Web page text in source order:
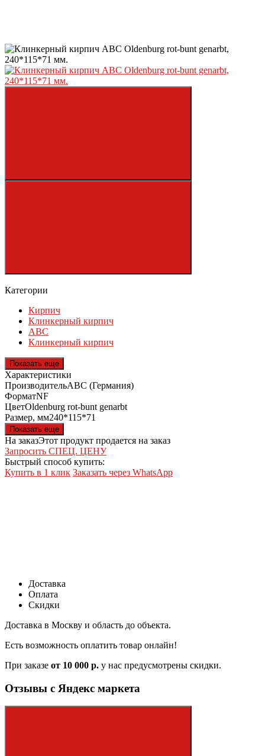
Категории
Кирпич
Клинкерный кирпич
ABC
Клинкерный кирпич
Показать еще
Характеристики
ПроизводительABC (Германия)
ФорматNF
ЦветOldenburg rot-bunt genarbt
Размер, мм240*115*71
Показать еще
На заказЭтот продукт продается на заказ
Запросить СПЕЦ. ЦЕНУ
Быстрый способ купить:
Купить в 1 клик Заказать через WhatsApp
Доставка
Оплата
Скидки
Доставка в Москву и область до объекта.
Есть возможность оплатить товар онлайн!
При заказе от 10 000 р. у нас предусмотрены скидки.
Отзывы с Яндекс маркета